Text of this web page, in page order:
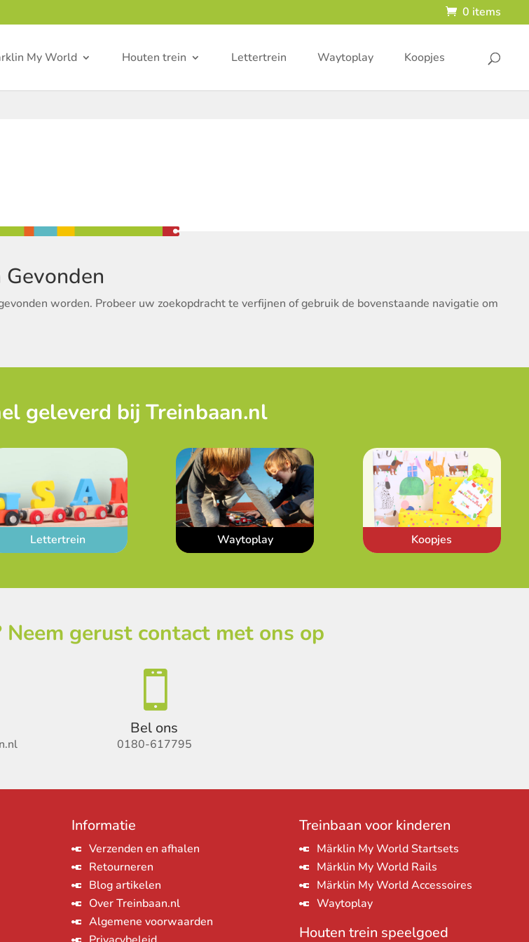
0 items
My World Houten trein Lettertrein Waytoplay Koopjes
worden. Probeer uw zoekopdracht te verfijnen of gebruik de bovenstaande navigatie om
geleverd bij Treinbaan.nl
Lettertrein Waytoplay Koopjes
gerust contact met ons op

Bel ons
0180-617795
Informatie
Verzenden en afhalen
Retourneren
Blog artikelen
Over Treinbaan.nl
Algemene voorwaarden
Treinbaan voor kinderen
Märklin My World Startsets
Märklin My World Rails
Märklin My World Accessoires
Waytoplay
Houten trein speelgoed